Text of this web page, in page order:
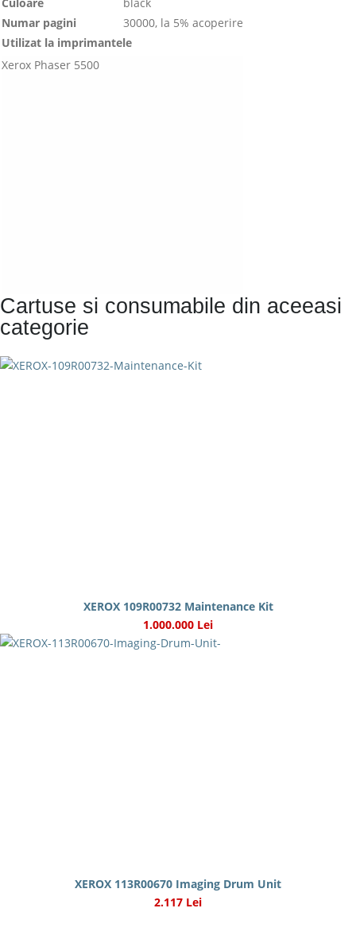
Numar pagini
30000, la 5% acoperire
Utilizat la imprimantele
Xerox Phaser 5500
Cartuse si consumabile din aceeasi
categorie
XEROX 109R00732 Maintenance Kit
1.000.000 Lei
XEROX 113R00670 Imaging Drum Unit
2.117 Lei